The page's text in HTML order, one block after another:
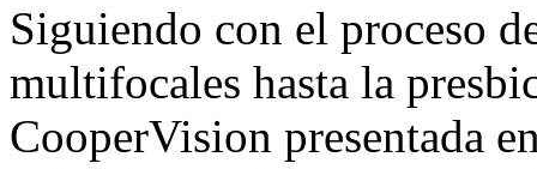
Siguiendo con el proceso
multifocales hasta la
CooperVision presentada